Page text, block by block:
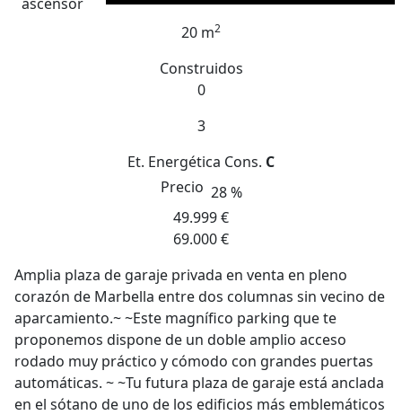
20 m2
Construidos
0
3
Et. Energética Cons. C
Precio 28 %
49.999 €
69.000 €
Amplia plaza de garaje privada en venta en pleno
corazón de Marbella entre dos columnas sin vecino de
aparcamiento.~ ~Este magnífico parking que te
proponemos dispone de un doble amplio acceso
rodado muy práctico y cómodo con grandes puertas
automáticas. ~ ~Tu futura plaza de garaje está anclada
en el sótano de uno de los edificios más emblemáticos